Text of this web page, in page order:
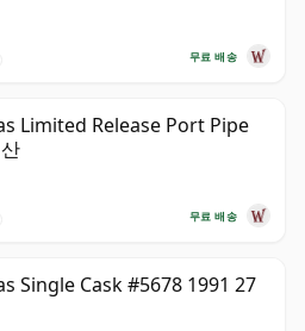
무료 배송
Limited Release Port Pipe
무료 배송
Single Cask #5678 1991 27